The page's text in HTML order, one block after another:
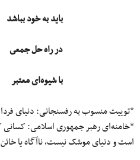
باید به خود بباشد
در راه حل جمعى
با شیوه‌اى معتبر
*توییت منسوب به رفسنجانی: دنیای
*خامنه‌ای رهبر جمهوری اسلامی: کسانی
است و دنیای موشک نیست، ناآگاه یا